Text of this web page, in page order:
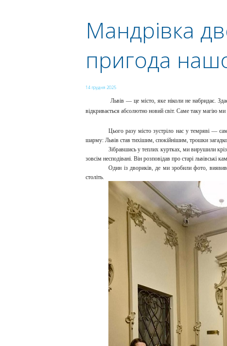
Мандрівка
пригода
14 грудня 2025
Львів — це місто, яке ніколи не набридає.
відкривається абсолютно новий світ. Саме таку магію ми
Цього разу місто зустріло нас у темряві —
шарму: Львів став тихішим, спокійнішим, трошки
Зібравшись у теплих куртках, ми вирушили
зовсім несподівані. Він розповідав про старі львівські
Один із двориків, де ми зробили фото,
століть.